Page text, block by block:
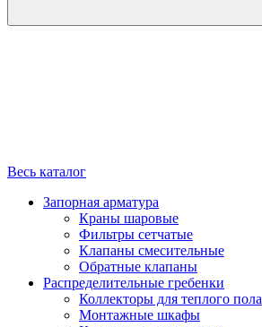
Весь каталог
Запорная арматура
Краны шаровые
Фильтры сетчатые
Клапаны смесительные
Обратные клапаны
Распределительные гребенки
Коллекторы для теплого пола
Монтажные шкафы